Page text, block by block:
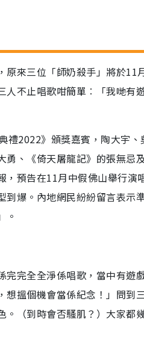
來三位「師奶殺手」將於11
不止唱歌咁簡單︰「我哋有
禮2022》頒獎嘉賓，陶大宇
、《倚天屠龍記》的張無忌
預告在11月中假佛山舉行演
到爆。內地網民紛紛留言表示
。
完全全淨係唱歌，當中有遊
搵個機會當係紀念！」問到
（到時會否騷肌？）大家都